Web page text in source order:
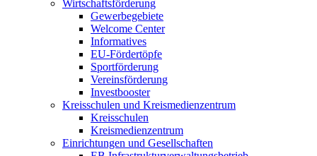
Wirtschaftsförderung
Gewerbegebiete
Welcome Center
Informatives
EU-Fördertöpfe
Sportförderung
Vereinsförderung
Investbooster
Kreisschulen und Kreismedienzentrum
Kreisschulen
Kreismedienzentrum
Einrichtungen und Gesellschaften